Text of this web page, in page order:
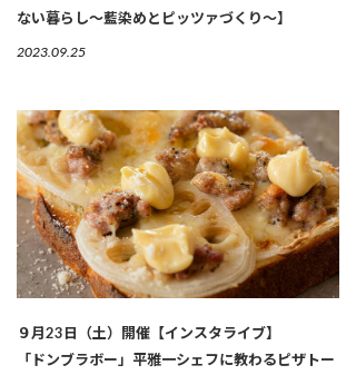
ない暮らし～藍染めとピッツァづくり～】
2023.09.25
９月23日（土）開催【インスタライブ】
「ドンブラボー」平雅一シェフに教わるピザトー